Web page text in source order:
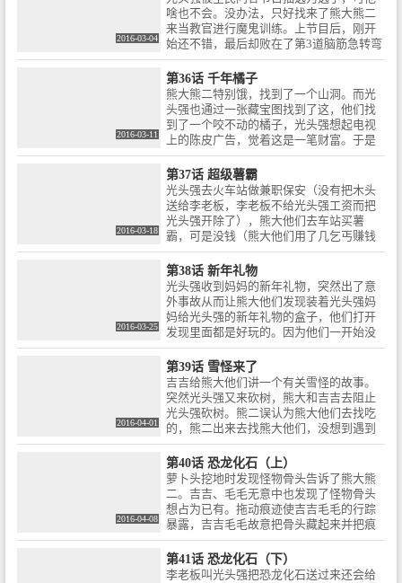
2016-03-04
啥也不会。没办法，只好找来了熊大熊二
来当教官进行魔鬼训练。上节目后，刚开
始还不错，最后却败在了第3道脑筋急转弯
的题目上，光头强请熊大他们当他在另一
个节目的教官，熊大熊二全跑了。
2016-03-11
第36话 千年橘子
熊大熊二特别饿，找到了一个山洞。而光
头强也通过一张藏宝图找到了这，他们找
到了一个咬不动的橘子，光头强想起电视
上的陈皮广告，觉着这是一笔财富。于是
与两熊争抢，慌乱中。橘子掉下山，熊大
熊二没找到。就会山洞里继续找吃的了，
而光头强找到了。带回家中后。被肥波吃
了。
2016-03-18
第37话 超级薯霸
光头强去火车站做兼职保安（没有把木头
送给李老板，李老板不给光头强工资而把
光头强开除了），熊大他们去车站买薯
霸，可是没钱（熊大他们用了几乞丐赚钱
招都不管用），于是捡瓶子来换钱，可是
又和光头强杠上了。害得光头强丢了工
作。熊大熊二很愧疚，于是给薯霸给了一
个。
2016-03-25
第38话 新年礼物
光头强收到妈妈的新年礼物，突然出了意
外事故从而让熊大他们发现装着光头强妈
妈给光头强的新年礼物的盒子，他们打开
发现里面都是好玩的。因为他们一开始没
有准备新年礼物给吉吉他们，于是他们就
把这些玩的都给了吉吉他们做生日礼物。
光头强在找礼物，结果发现是狗熊拿的，
于是爆发了一场抢夺战，最后光头强冒着
生命危险把即将掉下悬崖的箱子弄回来
时，熊大熊二说光头强抢东西连命都不要
忆。闻讯赶过来的吉吉他们听了光头强的
话之后都骂熊大熊二太过分了，把光头强
的童年回忆当新年礼物给他们。但最后光
头强把玩具都分享给大家。
2016-04-01
第39话 雪怪来了
吉吉给熊大他们讲一个有关雪怪的故事。
突然光头强又来砍树，熊大和吉吉去阻止
光头强砍树。熊二误认为熊大他们去找吃
的，熊二出来去找熊大他们，没想到遇到
毛毛。光头强砍树时发现吉吉熊大，于是
假扮成雪怪去吓唬它们。熊大使雪怪的真
面目暴露---原来是光头强。吉吉先跑了，
熊大虽然落入光头强的圈套，但是熊二满
身都是雪的样子吓跑了光头强。熊二露面
后，熊二把一切告诉了熊大和吉吉。光头
宝实际上是毛毛，光头强又被吓跑了。
2016-04-08
第40话 恐龙化石（上）
萝卜头挖地时发现怪物骨头告诉了熊大熊
二。吉吉、毛毛无意中也发现了怪物骨头
想占为已有。拖动痕迹使吉吉毛毛的行踪
暴露，吉吉毛毛故意把骨头藏起来并把痕
迹扫掉使萝卜头无法找到怪物骨头。两熊
不信萝卜头找到了怪物骨头。光头强砍树
被萝卜头发现，在光头强的哀求下萝卜头
第41话 恐龙化石（下）
李老板叫光头强把恐龙化石送过来还会给